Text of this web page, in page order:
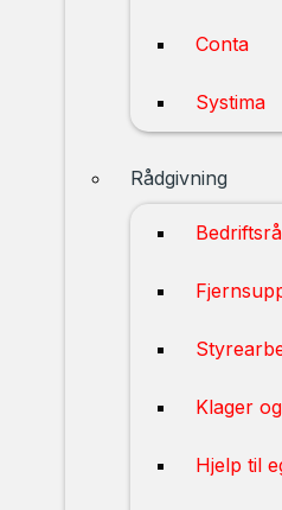
Conta
Systima
Rådgivning
Klager
Hjelp til